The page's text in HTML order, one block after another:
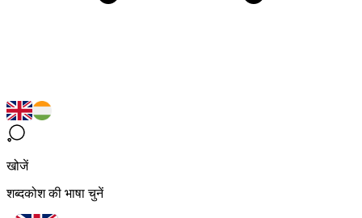
खोजें
शब्दकोश की भाषा चुनें